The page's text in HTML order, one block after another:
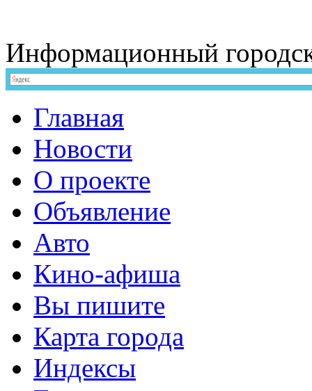
Информационный
Главная
Новости
О проекте
Объявление
Авто
Кино-афиша
Вы пишите
Карта города
Индексы